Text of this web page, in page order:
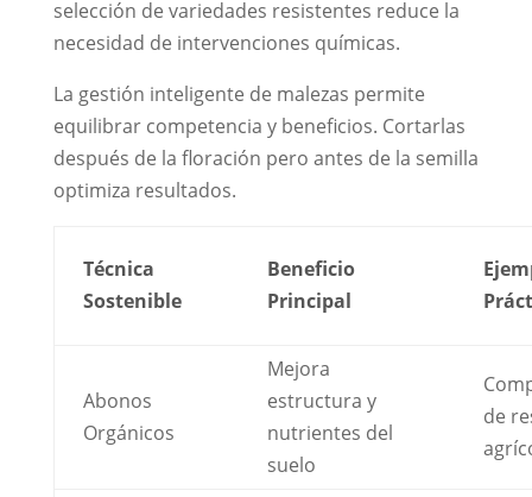
selección de variedades resistentes reduce la
necesidad de intervenciones químicas.
La gestión inteligente de malezas permite
equilibrar competencia y beneficios. Cortarlas
después de la floración pero antes de la semilla
optimiza resultados.
Técnica
Sostenible
Beneficio
Principal
Abonos
Orgánicos
Mejora
estructura y
nutrientes del
suelo
de